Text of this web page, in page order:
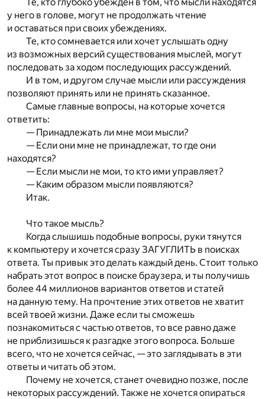
у него в голове, могут не продолжать чтение
и оставаться при своих убеждениях.
Те, кто сомневается или хочет услышать одну
из возможных версий существования мыслей, могут
последовать за ходом последующих рассуждений.
И в том, и другом случае мысли или рассуждения
позволяют принять или не принять сказанное.
Самые главные вопросы, на которые хочется
ответить:
— Принадлежать ли мне мои мысли?
— Если они мне не принадлежат, то где они
находятся?
— Если мысли не мои, то кто ими управляет?
— Каким образом мысли появляются?
Итак.
Что такое мысль?
Когда слышишь подобные вопросы, руки тянутся
к компьютеру и хочется сразу ЗАГУГЛИТЬ в поисках
ответа. Ты привык это делать каждый день. Стоит только
набрать этот вопрос в поиске браузера, и ты получишь
более 44 миллионов вариантов ответов и статей
на данную тему. На прочтение этих ответов не хватит
всей твоей жизни. Даже если ты сможешь
познакомиться с частью ответов, то все равно даже
не приблизишься к разгадке этого вопроса. Больше
всего, что не хочется сейчас, — это заглядывать в эти
ответы и читать об этом.
Почему не хочется, станет очевидно позже, после
некоторых рассуждений. Также не хочется опираться